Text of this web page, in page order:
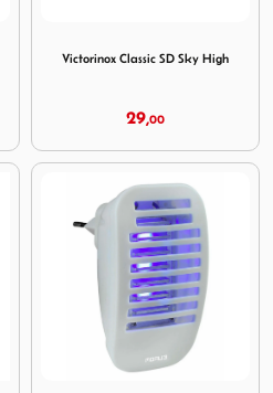
Victorinox Classic SD Sky High
29,00